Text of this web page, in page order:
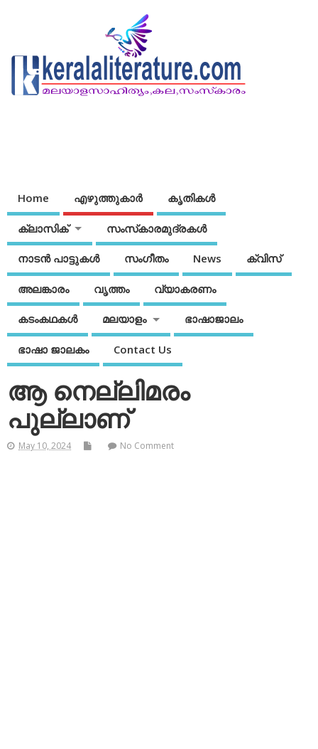
Home എഴുത്തുകാര്‍ കൃതികൾ
ക്ലാസിക് സംസ്‌കാരമുദ്രകള്‍
നാടന്‍ പാട്ടുകള്‍ സംഗീതം News ക്വിസ്
അലങ്കാരം വൃത്തം വ്യാകരണം
കടംകഥകള്‍ മലയാളം ഭാഷാജാലം
ഭാഷാ ജാലകം Contact Us
ആ നെല്ലിമരം
പുല്ലാണ്
May 10, 2024 No Comment